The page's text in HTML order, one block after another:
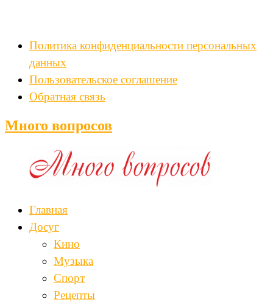
Политика конфиденциальности персональных
данных
Пользовательское соглашение
Обратная связь
Много вопросов
Главная
Досуг
Кино
Музыка
Спорт
Рецепты